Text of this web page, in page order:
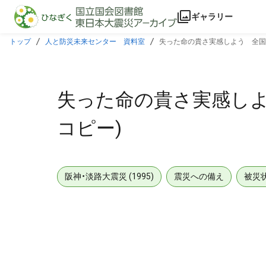
本文に飛ぶ
ギャラリー
トップ 人と防災未来センター 資料室 失った命の貴さ実感しよう 全
失った命の貴さ実感し
コピー)
阪神・淡路大震災 (1995) 震災への備え 被災